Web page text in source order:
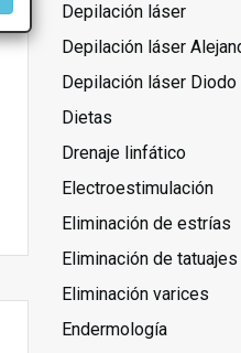
Depilación láser
Depilación láser
Depilación láser Diodo
Dietas
Drenaje linfático
Electroestimulación
Eliminación de estrías
Eliminación de tatuajes
Eliminación varices
Endermología